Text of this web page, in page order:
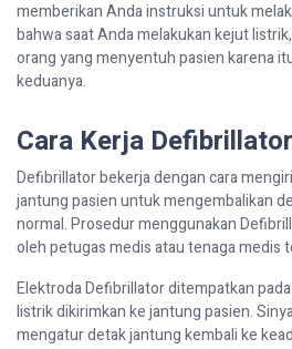
memberikan Anda instruksi untuk
bahwa saat Anda melakukan kejut
orang yang menyentuh pasien karena
keduanya.
Cara Kerja Defibrillator
Defibrillator bekerja dengan cara
jantung pasien untuk mengembalikan
normal. Prosedur menggunakan
oleh petugas medis atau tenaga medis
Elektroda Defibrillator ditempatkan
listrik dikirimkan ke jantung pasien.
mengatur detak jantung kembali ke